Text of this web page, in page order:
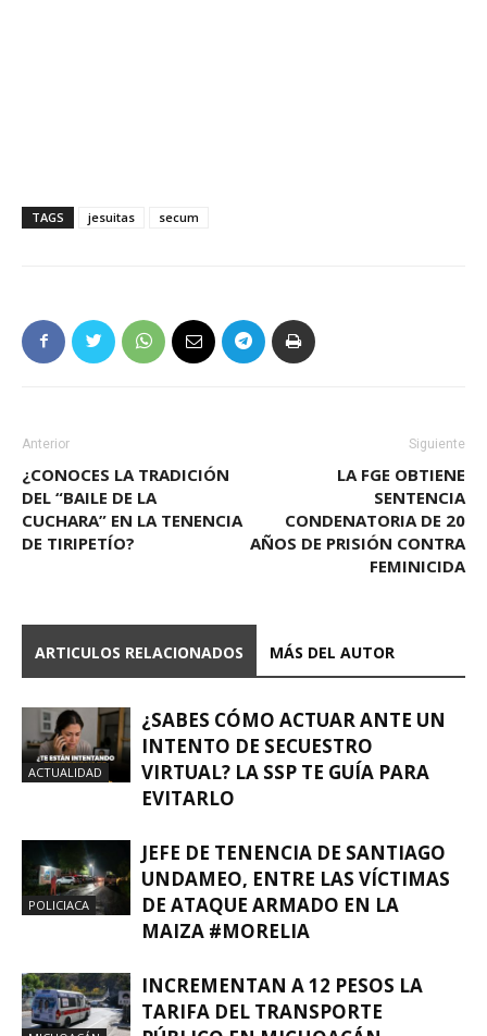
TAGS jesuitas secum
Anterior
¿CONOCES LA TRADICIÓN
DEL “BAILE DE LA
CUCHARA” EN LA TENENCIA
DE TIRIPETÍO?
Siguiente
LA FGE OBTIENE
SENTENCIA
CONDENATORIA DE 20
AÑOS DE PRISIÓN CONTRA
FEMINICIDA
ARTICULOS RELACIONADOS MÁS DEL AUTOR
ACTUALIDAD
¿SABES CÓMO ACTUAR ANTE UN
INTENTO DE SECUESTRO
VIRTUAL? LA SSP TE GUÍA PARA
EVITARLO
POLICIACA
JEFE DE TENENCIA DE SANTIAGO
UNDAMEO, ENTRE LAS VÍCTIMAS
DE ATAQUE ARMADO EN LA
MAIZA #MORELIA
INCREMENTAN A 12 PESOS LA
TARIFA DEL TRANSPORTE